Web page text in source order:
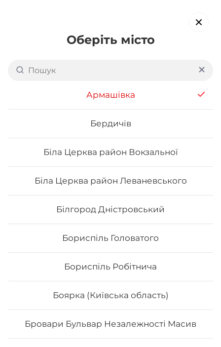
Оберіть місто
Армашівка
Бердичів
Біла Церква район Вокзальної
Біла Церква район Леваневського
Білгород Дністровський
Бориспіль Головатого
Бориспіль Робітнича
Боярка (Київська область)
Бровари Бульвар Незалежності Масив
Доставка суші в
обирайте страви, які вам подобаються про все інше ми
подбаємо
Акція тижня Сети Роли від шефа
Сети
Сет «Хокі»